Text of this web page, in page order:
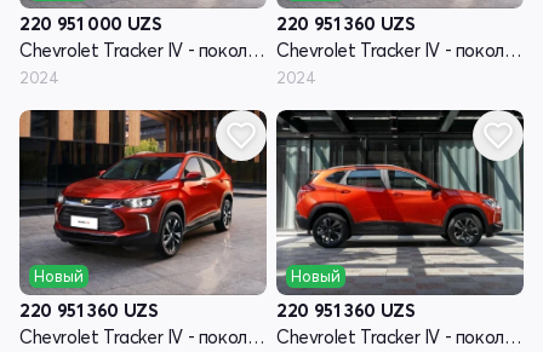
220 951 000 UZS
Chevrolet Tracker IV - поколение
2024
220 951 360 UZS
Chevrolet Tracker IV - поколение
2024
Новый
220 951 360 UZS
Chevrolet Tracker IV - поколение
Новый
220 951 360 UZS
Chevrolet Tracker IV - поколение